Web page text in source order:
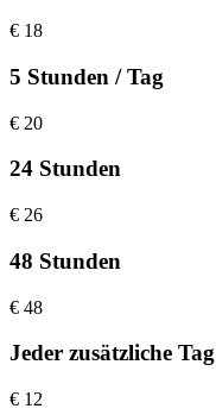
€ 18
5 Stunden / Tag
€ 20
24 Stunden
€ 26
48 Stunden
€ 48
Jeder zusätzliche Tag
€ 12